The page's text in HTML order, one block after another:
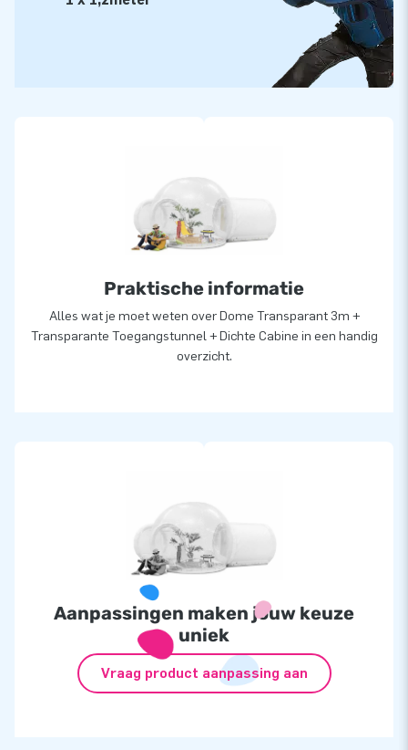
Praktische informatie
Alles wat je moet weten over Dome Transparant 3m +
Transparante Toegangstunnel + Dichte Cabine in een handig
overzicht.
Aanpassingen maken jouw keuze
uniek
Vraag product aanpassing aan